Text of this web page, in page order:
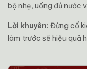
bộ nhẹ, uống đủ nước
Lời khuyên: Đừng cố
làm trước sẽ hiệu quả